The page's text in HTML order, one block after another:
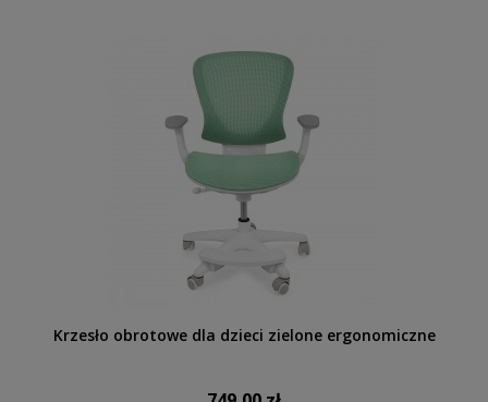
Krzesło obrotowe dla dzieci zielone ergonomiczne